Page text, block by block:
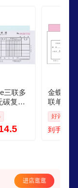
三联多
碳复写
手写
20
金蝶
联单栏
复写收
手写收
好评率:
到手价：
进店逛逛